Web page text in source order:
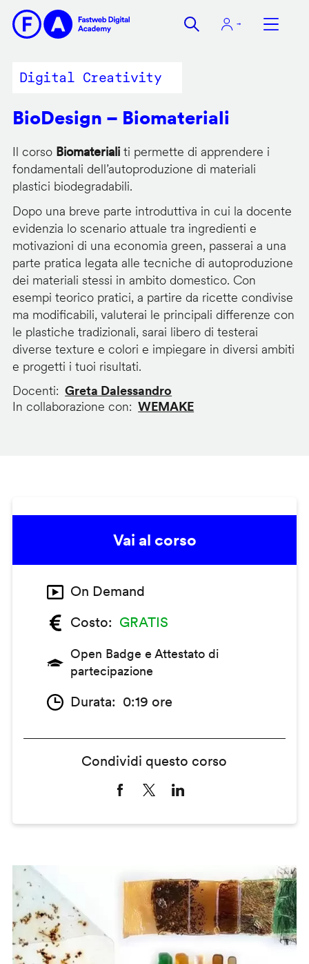
contenuto
Digital Creativity
BioDesign – Biomateriali
Il corso Biomaterialiti permette di apprendere i
fondamentali dell’autoproduzione di materiali
plastici biodegradabili.
Dopo una breve parte introduttiva in cui la docente
evidenzia lo scenario attuale tra ingredienti e
motivazioni di una economia green, passerai a una
parte pratica legata alle tecniche di autoproduzione
dei materiali stessi in ambito domestico. Con
esempi teorico pratici, a partire da ricette condivise
ma modificabili, valuterai le principali differenze con
le plastiche tradizionali, sarai libero di testerai
diverse texture e colori e impiegare in diversi ambiti
e progetti i tuoi risultati.
Docenti
Greta Dalessandro
In collaborazione con
WEMAKE
Vai al corso
On Demand
Costo
GRATIS
Open Badge e Attestato di
partecipazione
Durata 0:19 ore
Condividi questo corso